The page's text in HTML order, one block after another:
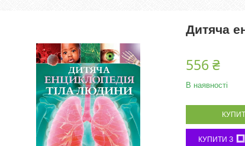
Дитяча
556 ₴
В наявності
КУПИТИ З